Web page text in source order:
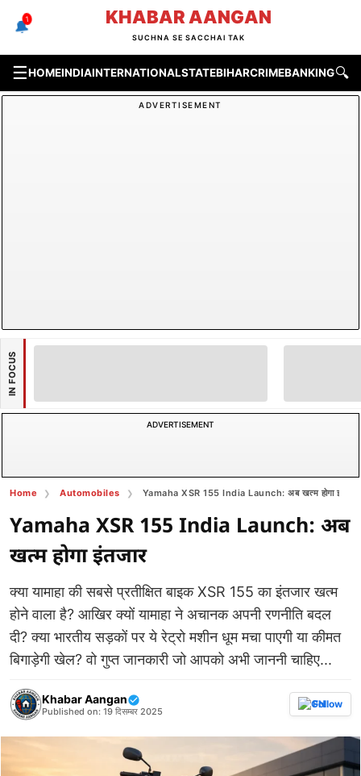
Skip
🔔
1 KHABAR AANGAN
SUCHNA SE SACCHAI TAK
☰HOMEINDIAINTERNATIONALSTATEBIHARCRIMEBANKING &🔍
ADVERTISEMENT
IN FOCUS
ADVERTISEMENT
Home Automobiles Yamaha XSR 155 India Launch: अब खत्म होगा इंतजार
Yamaha XSR 155 India Launch: अब
खत्म होगा इंतजार
क्या यामाहा की सबसे प्रतीक्षित बाइक XSR 155 का इंतजार खत्म
होने वाला है? आखिर क्यों यामाहा ने अचानक अपनी रणनीति बदल
दी? क्या भारतीय सड़कों पर ये रेट्रो मशीन धूम मचा पाएगी या कीमत
बिगाड़ेगी खेल? वो गुप्त जानकारी जो आपको अभी जाननी चाहिए...
Khabar Aangan
Published on: 19 दिसम्बर 2025
Follow